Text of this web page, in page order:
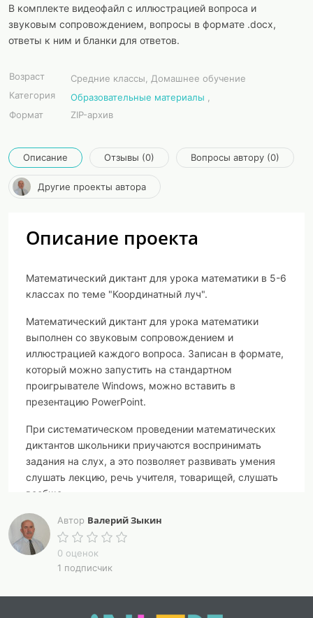
В комплекте видеофайл с иллюстрацией вопроса и
звуковым сопровождением, вопросы в формате .docx,
ответы к ним и бланки для ответов.
Возраст
Средние классы, Домашнее обучение
Категория
Образовательные материалы
Формат
ZIP-архив
Описание Отзывы (0) Вопросы автору (0)
Другие проекты автора
Описание проекта
Математический диктант для урока математики в 5-6
классах по теме "Координатный луч".
Математический диктант для урока математики
выполнен со звуковым сопровождением и
иллюстрацией каждого вопроса. Записан в формате,
который можно запустить на стандартном
проигрывателе Windows, можно вставить в
презентацию PowerPoint.
При систематическом проведении математических
диктантов школьники приучаются воспринимать
задания на слух, а это позволяет развивать умения
слушать лекцию, речь учителя, товарищей, слушать
вообще.
В комплекте видеофайл с иллюстрацией вопроса и
звуковым сопровождением, вопросы в формате
.docx, ответы к ним и бланки для ответов.
Автор Валерий Зыкин
0 оценок
1 подписчик